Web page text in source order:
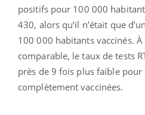
positifs pour 100 000
430, alors qu’il n’était que
100 000 habitants vaccinés.
comparable, le taux de tests
près de 9 fois plus faible pour
complètement vaccinées.